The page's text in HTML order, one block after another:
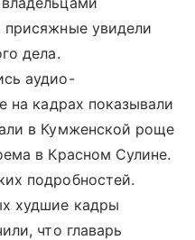
присяжные увидели
дела.
аудио-
на кадрах показывали
в Кумженской роще
в Красном Сулине.
подробностей.
худшие кадры
что главарь